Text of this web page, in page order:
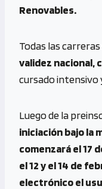
Renovables.
Todas las
validez nacional,
cursado intensivo
Luego de la
iniciación bajo la
comenzará el 17
el 12 y el 14 de
electrónico el